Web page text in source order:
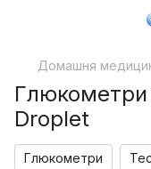
Домашня
Droplet
Глюкометри